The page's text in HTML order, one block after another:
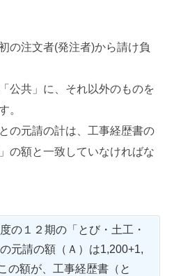
の注文者(発注者)から請け負
公共」に、それ以外のものを
。
の元請の計は、工事経歴書の
の額と一致していなければな
の１２期の「とび・土工・
元請の額（Ａ）は1,200+1,
の額が、工事経歴書（と